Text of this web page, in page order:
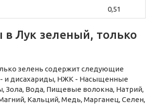
0,51
Лук зеленый, только
зелень содержит следующие
и дисахариды, НЖК - Насыщенные
Зола, Вода, Пищевые волокна, Натрий,
Кальций, Медь, Марганец, Селен,